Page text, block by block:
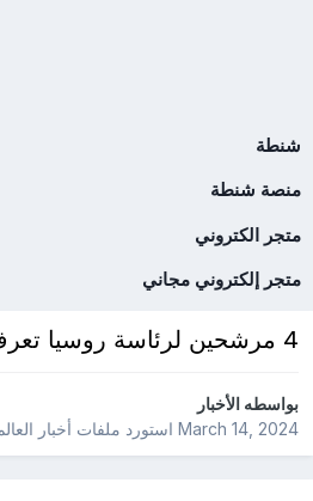
شنطة
منصة شنطة
متجر الكتروني
متجر إلكتروني مجاني
4 مرشحين لرئاسة روسيا تعرف عليهم؟
بواسطهالأخبار
March 14, 2024استورد ملفات أخبار العالم